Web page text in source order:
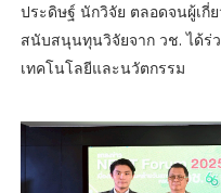
ประดิษฐ์ นักวิจัย ตลอดจนผู้เกี่
สนับสนุนทุนวิจัยจาก วช. ได้
เทคโนโลยีและนวัตกรรม